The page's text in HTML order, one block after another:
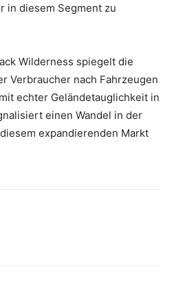
in diesem Segment zu
Wilderness spiegelt die
Verbraucher nach Fahrzeugen
echter Geländetauglichkeit in
einen Wandel in der
expandierenden Markt